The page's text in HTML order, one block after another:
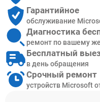
Гарантийное
обслуживание
Диагностика
ремонт по вашему
Бесплатный
в день обращения
Срочный ремонт
устройств Microsoft